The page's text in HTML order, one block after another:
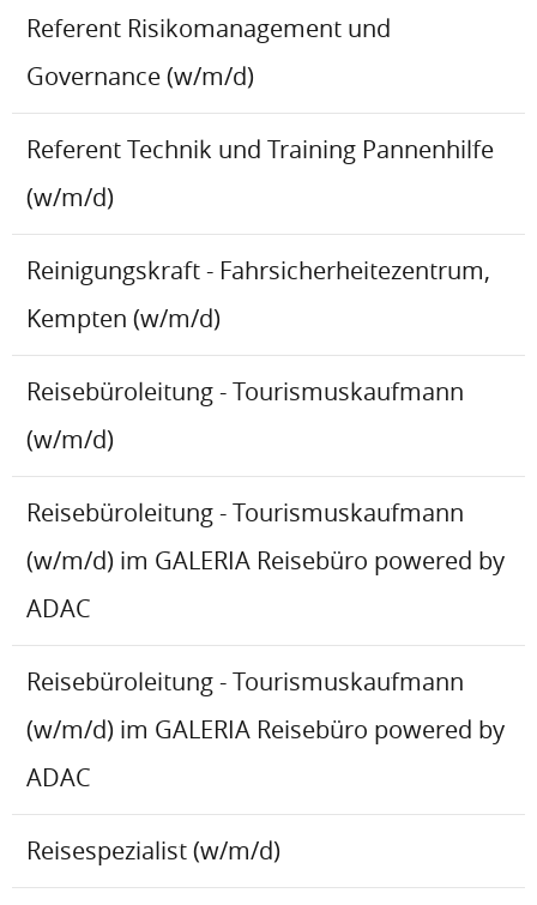
Referent Risikomanagement und
Governance (w/m/d)
Referent Technik und Training Pannenhilfe
(w/m/d)
Reinigungskraft - Fahrsicherheitezentrum,
Kempten (w/m/d)
Reisebüroleitung - Tourismuskaufmann
(w/m/d)
Reisebüroleitung - Tourismuskaufmann
(w/m/d) im GALERIA Reisebüro powered by
ADAC
Reisebüroleitung - Tourismuskaufmann
(w/m/d) im GALERIA Reisebüro powered by
ADAC
Reisespezialist (w/m/d)